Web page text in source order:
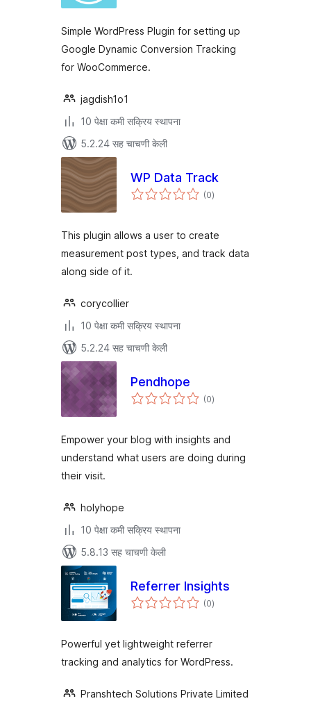
Simple WordPress Plugin for setting up
Google Dynamic Conversion Tracking
for WooCommerce.
jagdish1o1
10 पेक्षा कमी सक्रिय स्थापना
5.2.24 सह चाचणी केली
WP Data Track
(0एकूण
मूल्यांकन
)
This plugin allows a user to create
measurement post types, and track data
along side of it.
corycollier
10 पेक्षा कमी सक्रिय स्थापना
5.2.24 सह चाचणी केली
Pendhope
(0एकूण
मूल्यांकन
)
Empower your blog with insights and
understand what users are doing during
their visit.
holyhope
10 पेक्षा कमी सक्रिय स्थापना
5.8.13 सह चाचणी केली
Referrer Insights
(0एकूण
मूल्यांकन
)
Powerful yet lightweight referrer
tracking and analytics for WordPress.
Pranshtech Solutions Private Limited